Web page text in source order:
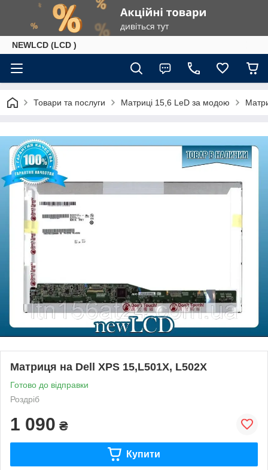
NEWLCD (LCD )
Товари та послуги Матриці 15,6 LeD за модою
Матриця на Dell XPS 15,L501X, L502X
Готово до відправки
Роздріб
1 090 ₴
Купити